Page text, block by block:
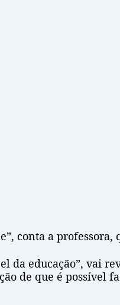
conta a
da educação”, vai
de que é possível